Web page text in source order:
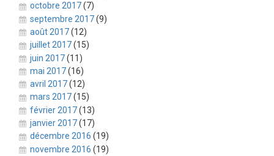
octobre 2017(7)
septembre 2017(9)
août 2017(12)
juillet 2017(15)
juin 2017(11)
mai 2017(16)
avril 2017(12)
mars 2017(15)
février 2017(13)
janvier 2017(17)
décembre 2016 (19)
novembre 2016 (19)